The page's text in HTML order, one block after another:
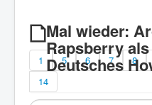
Mal wieder:
Rapsberry
Deutsches
1 5 6 7 8
14